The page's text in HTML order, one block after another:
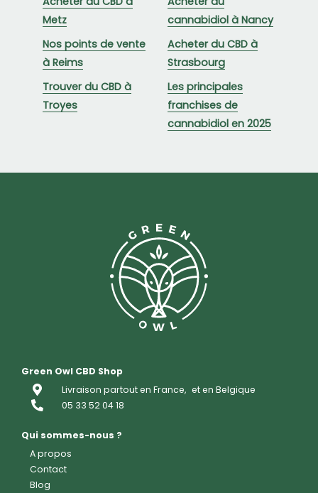
Metz
cannabidiol à Nancy
Nos points de vente
à Reims
Acheter du CBD à
Strasbourg
Trouver du CBD à
Troyes
Les principales
franchises de
cannabidiol en 2025
Green Owl CBD Shop
Livraison partout en France, et en Belgique
05 33 52 04 18
Qui sommes-nous ?
A propos
Contact
Blog